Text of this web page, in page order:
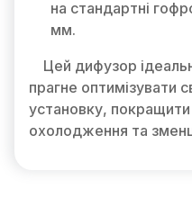
на стандартні
мм.
Цей дифузор
прагне оптимізувати
установку, покращити
охолодження та